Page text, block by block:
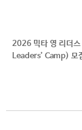
2026 믹타 영 리더
Leaders’ Camp) 모